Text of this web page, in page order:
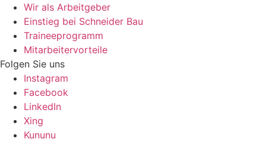
Wir als Arbeitgeber
Einstieg bei Schneider Bau
Traineeprogramm
Mitarbeitervorteile
Folgen Sie uns
Instagram
Facebook
LinkedIn
Xing
Kununu